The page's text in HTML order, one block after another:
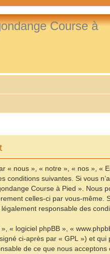
Course à
« nous », « notre », « nos », «
suivantes. Si vous
Course à Pied ». Nous
celles-ci par vous-même.
responsable des
« logiciel phpBB », «
ci-après par « GPL ») et qui
de ce que nous